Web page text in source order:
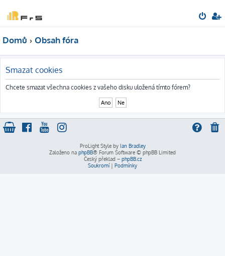
Domů Obsah fóra
Smazat cookies
Chcete smazat všechna cookies z vašeho disku uložená tímto fórem?
ProLight Style by Ian Bradley
Založeno na phpBB® Forum Software © phpBB Limited
Český překlad – phpBB.cz
Soukromí| Podmínky